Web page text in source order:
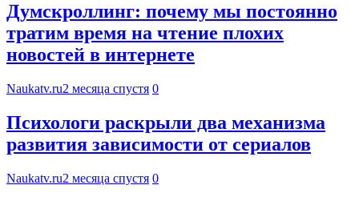
Думскроллинг: почему мы постоянно
тратим время на чтение плохих
новостей в интернете
Naukatv.ru2 месяца спустя 0
Психологи раскрыли два механизма
развития зависимости от сериалов
Naukatv.ru2 месяца спустя 0